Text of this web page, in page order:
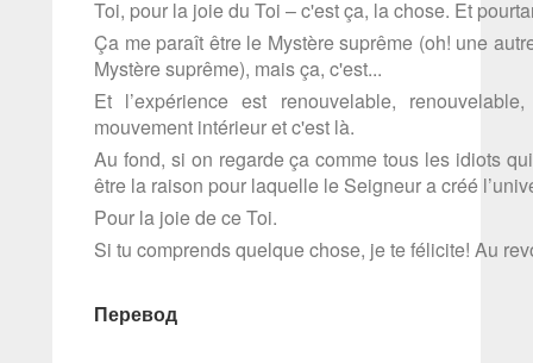
Toi, pour la joie du Toi – c'est ça, la chose. Et
Ça me paraît être le Mystère suprême (oh! une
Mystère suprême), mais ça, c'est...
Et l’expérience est renouvelable,
mouvement intérieur et c'est là.
Au fond, si on regarde ça comme tous les idiots
être la raison pour laquelle le Seigneur a créé
Pour la joie de ce Toi.
Si tu comprends quelque chose, je te félicite! Au
Перевод